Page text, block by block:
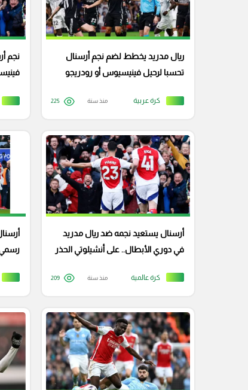
كرة عربية
ريال مدريد يخطط لضم نجم أرسنال
تحسبا لرحيل فينيسيوس أو رودريجو
منذ سنة 225
نجم
كرة عالمية
أرسنال يستعيد نجمه ضد ريال مدريد
في دوري الأبطال.. على أنشيلوتي الحذر
منذ سنة 209